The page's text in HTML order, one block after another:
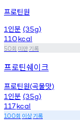
프로틴원
1 인분 (35g)
110kcal
50회 미만기록
프로틴쉐이크
프로틴원(곡물맛)
1 인분 (35g)
117kcal
100회 이상기록